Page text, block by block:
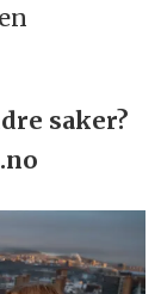
saker?